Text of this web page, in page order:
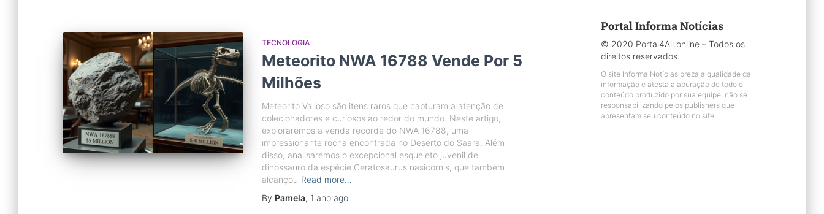
TECNOLOGIA
Meteorito NWA 16788 Vende Por 5
Milhões
Meteorito Valioso são itens raros que capturam a atenção de
colecionadores e curiosos ao redor do mundo. Neste artigo,
exploraremos a venda recorde do NWA 16788, uma
impressionante rocha encontrada no Deserto do Saara. Além
disso, analisaremos o excepcional esqueleto juvenil de
dinossauro da espécie Ceratosaurus nasicornis, que também
alcançou Read more…
By Pamela, 1 ano ago
Portal Informa Notícias
© 2020 Portal4All.online – Todos os
direitos reservados
O site Informa Notícias preza a qualidade da
informação e atesta a apuração de todo o
conteúdo produzido por sua equipe, não se
responsabilizando pelos publishers que
apresentam seu conteúdo no site.